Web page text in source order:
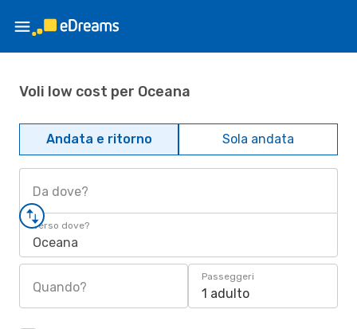
Voli low cost per Oceana
Andata e ritorno Sola andata
Da dove?
Verso dove?
Oceana
Quando?
Passeggeri
1 adulto